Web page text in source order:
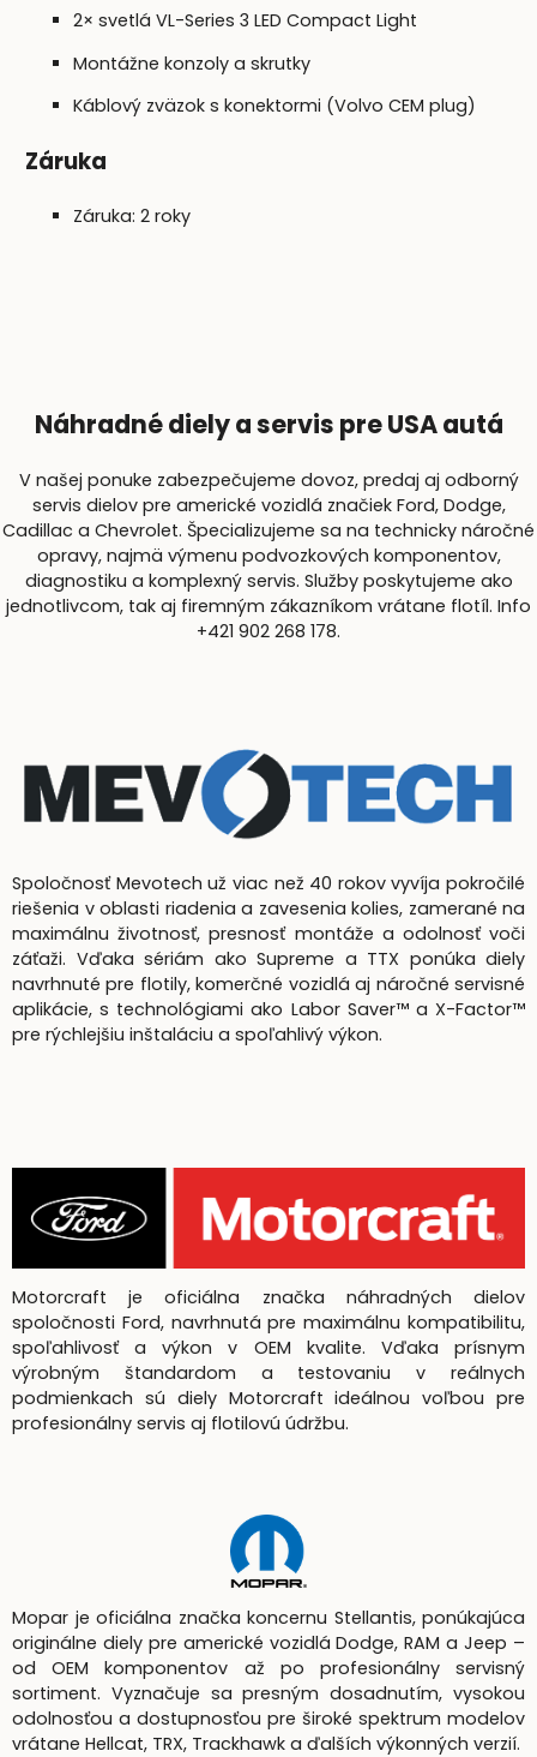
2× svetlá VL-Series 3 LED Compact Light
Montážne konzoly a skrutky
Káblový zväzok s konektormi (Volvo CEM plug)
Záruka
Záruka: 2 roky
Náhradné diely a servis pre USA autá
V našej ponuke zabezpečujeme dovoz, predaj aj odborný
servis dielov pre americké vozidlá značiek Ford, Dodge,
Cadillac a Chevrolet. Špecializujeme sa na technicky náročné
opravy, najmä výmenu podvozkových komponentov,
diagnostiku a komplexný servis. Služby poskytujeme ako
jednotlivcom, tak aj firemným zákazníkom vrátane flotíl. Info
+421 902 268 178.
Spoločnosť Mevotech už viac než 40 rokov vyvíja pokročilé
riešenia v oblasti riadenia a zavesenia kolies, zamerané na
maximálnu životnosť, presnosť montáže a odolnosť voči
záťaži. Vďaka sériám ako Supreme a TTX ponúka diely
navrhnuté pre flotily, komerčné vozidlá aj náročné servisné
aplikácie, s technológiami ako Labor Saver™ a X-Factor™
pre rýchlejšiu inštaláciu a spoľahlivý výkon.
Motorcraft je oficiálna značka náhradných dielov
spoločnosti Ford, navrhnutá pre maximálnu kompatibilitu,
spoľahlivosť a výkon v OEM kvalite. Vďaka prísnym
výrobným štandardom a testovaniu v reálnych
podmienkach sú diely Motorcraft ideálnou voľbou pre
profesionálny servis aj flotilovú údržbu.
Mopar je oficiálna značka koncernu Stellantis, ponúkajúca
originálne diely pre americké vozidlá Dodge, RAM a Jeep –
od OEM komponentov až po profesionálny servisný
sortiment. Vyznačuje sa presným dosadnutím, vysokou
odolnosťou a dostupnosťou pre široké spektrum modelov
vrátane Hellcat, TRX, Trackhawk a ďalších výkonných verzií.